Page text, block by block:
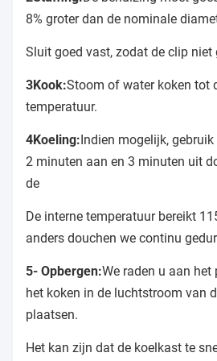
8% groter dan de nominale
Sluit goed vast, zodat de clip niet
3Kook:Stoom of water koken tot
temperatuur.
4Koeling: Indien mogelijk,
2 minuten aan en 3 minuten uit
de
De interne temperatuur bereikt
anders douchen we continu
5- Opbergen:We raden u aan
het koken in de luchtstroom van
plaatsen.
Het kan zijn dat de koelkast te